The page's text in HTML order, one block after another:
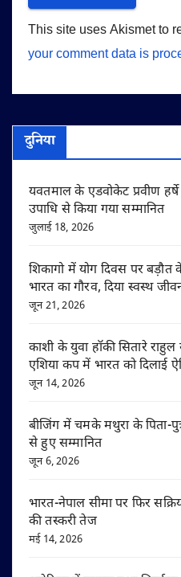
This site uses Akismet to
your comment data is
दुनिया
यवतमाल के एडवोकेट प्रवीण
उपाधि से किया गया सम्मानित
जुलाई 18, 2026
शिकागो में योग दिवस पर बड़ौत
भारत का गौरव, दिया स्वस्थ
जून 21, 2026
काशी के युवा हॉकी सितारे
एशिया कप में भारत को दिलाई
जून 14, 2026
बीजिंग में चमके मथुरा के पिता-
से हुए सम्मानित
जून 6, 2026
भारत-नेपाल सीमा पर फिर
की तस्करी तेज
मई 14, 2026